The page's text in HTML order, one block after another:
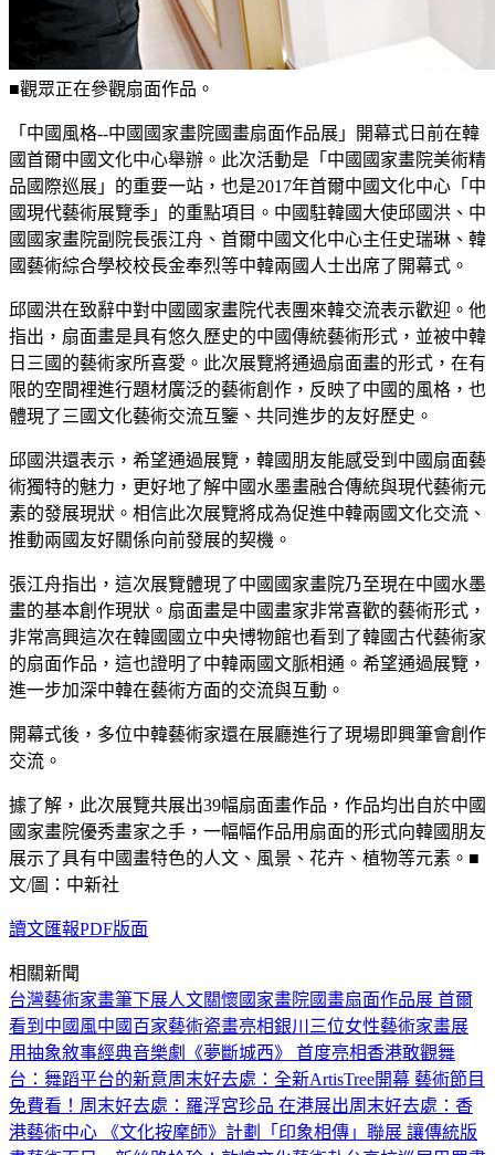
■觀眾正在參觀扇面作品。
「中國風格--中國國家畫院國畫扇面作品展」開幕式日前在韓
國首爾中國文化中心舉辦。此次活動是「中國國家畫院美術精
品國際巡展」的重要一站，也是2017年首爾中國文化中心「中
國現代藝術展覽季」的重點項目。中國駐韓國大使邱國洪、中
國國家畫院副院長張江舟、首爾中國文化中心主任史瑞琳、韓
國藝術綜合學校校長金奉烈等中韓兩國人士出席了開幕式。
邱國洪在致辭中對中國國家畫院代表團來韓交流表示歡迎。他
指出，扇面畫是具有悠久歷史的中國傳統藝術形式，並被中韓
日三國的藝術家所喜愛。此次展覽將通過扇面畫的形式，在有
限的空間裡進行題材廣泛的藝術創作，反映了中國的風格，也
體現了三國文化藝術交流互鑒、共同進步的友好歷史。
邱國洪還表示，希望通過展覽，韓國朋友能感受到中國扇面藝
術獨特的魅力，更好地了解中國水墨畫融合傳統與現代藝術元
素的發展現狀。相信此次展覽將成為促進中韓兩國文化交流、
推動兩國友好關係向前發展的契機。
張江舟指出，這次展覽體現了中國國家畫院乃至現在中國水墨
畫的基本創作現狀。扇面畫是中國畫家非常喜歡的藝術形式，
非常高興這次在韓國國立中央博物館也看到了韓國古代藝術家
的扇面作品，這也證明了中韓兩國文脈相通。希望通過展覽，
進一步加深中韓在藝術方面的交流與互動。
開幕式後，多位中韓藝術家還在展廳進行了現場即興筆會創作
交流。
據了解，此次展覽共展出39幅扇面畫作品，作品均出自於中國
國家畫院優秀畫家之手，一幅幅作品用扇面的形式向韓國朋友
展示了具有中國畫特色的人文、風景、花卉、植物等元素。■
文/圖：中新社
讀文匯報PDF版面
相關新聞
台灣藝術家畫筆下展人文關懷國家畫院國畫扇面作品展 首爾
看到中國風中國百家藝術瓷畫亮相銀川 三位女性藝術家畫展
用抽象敘事經典音樂劇《夢斷城西》 首度亮相香港敢觀舞
台：舞蹈平台的新意周末好去處：全新ArtisTree開幕 藝術節目
免費看！ 周末好去處：羅浮宮珍品 在港展出周末好去處：香
港藝術中心 《文化按摩師》計劃
「印象相傳」聯展 讓傳統版